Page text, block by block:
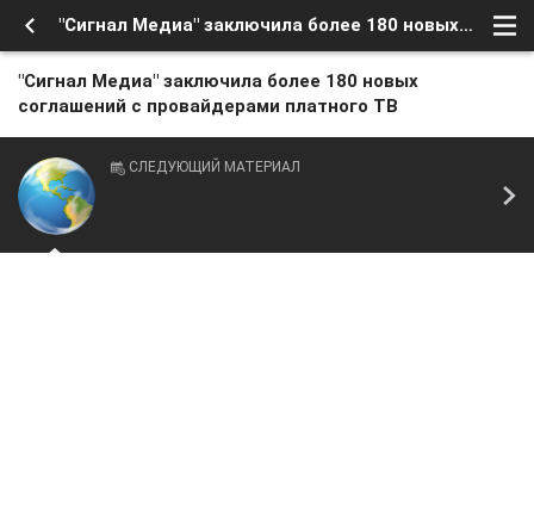
"Сигнал Медиа" заключила более 180 новых соглашений с провайдерами платного ТВ
"Сигнал Медиа" заключила более 180 новых
соглашений с провайдерами платного ТВ
СЛЕДУЮЩИЙ МАТЕРИАЛ